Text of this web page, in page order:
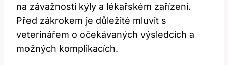
na závažnosti kýly a lékařském zařízení.
Před zákrokem je důležité mluvit s
veterinářem o očekávaných výsledcích a
možných komplikacích.